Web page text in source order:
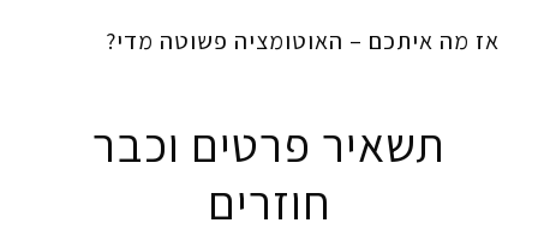
אז מה איתכם – האוטומציה פשוטה מדי?
תשאיר פרטים וכבר
חוזרים